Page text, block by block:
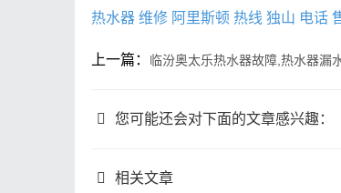
热水器 维修 阿里斯顿 热线 独山 电话
上一篇： 临汾奥太乐热水器故障,热水器漏
您可能还会对下面的文章感兴趣：
相关文章